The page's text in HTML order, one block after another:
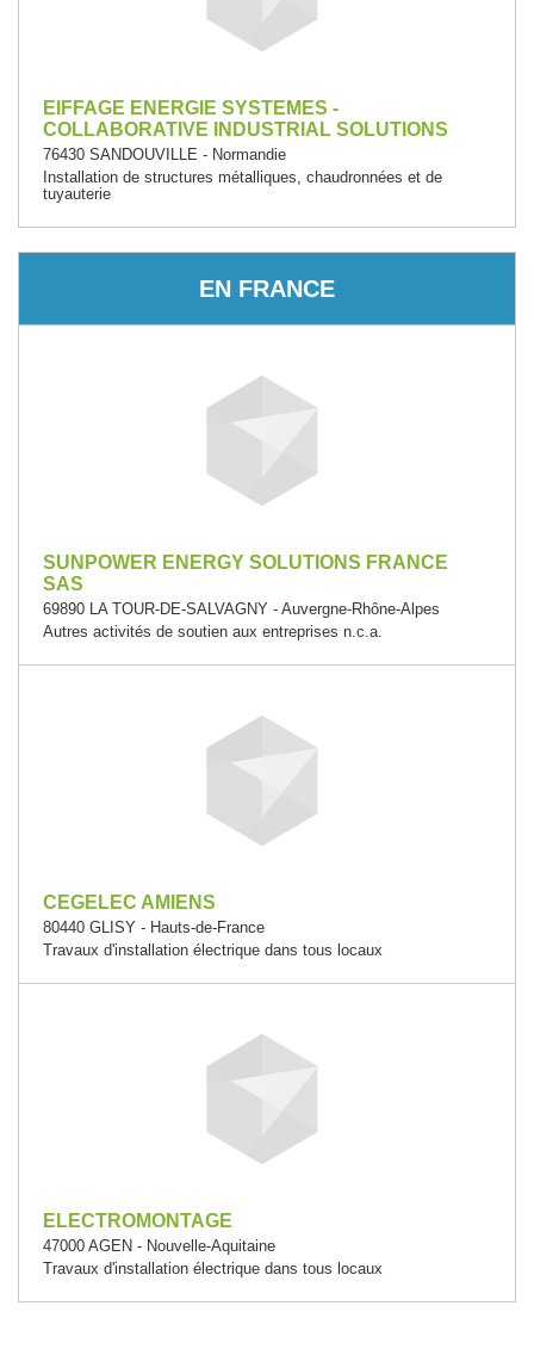
EIFFAGE ENERGIE SYSTEMES -
COLLABORATIVE INDUSTRIAL SOLUTIONS
76430 SANDOUVILLE - Normandie
Installation de structures métalliques, chaudronnées et de
tuyauterie
EN FRANCE
SUNPOWER ENERGY SOLUTIONS FRANCE
SAS
69890 LA TOUR-DE-SALVAGNY - Auvergne-Rhône-Alpes
Autres activités de soutien aux entreprises n.c.a.
CEGELEC AMIENS
80440 GLISY - Hauts-de-France
Travaux d'installation électrique dans tous locaux
ELECTROMONTAGE
47000 AGEN - Nouvelle-Aquitaine
Travaux d'installation électrique dans tous locaux